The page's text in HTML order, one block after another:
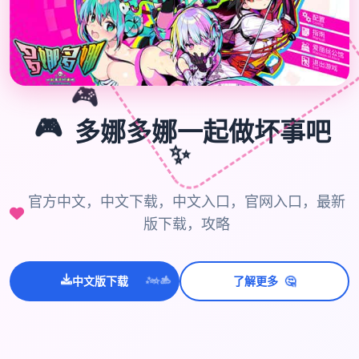
🎮
🎮 多娜多娜一起做坏事吧
✨
官方中文，中文下载，中文入口，官网入口，最新
版下载，攻略
中文版下载 ✨⭐💫 了解更多 🤔